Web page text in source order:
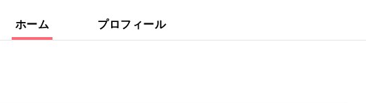
ホーム プロフィール